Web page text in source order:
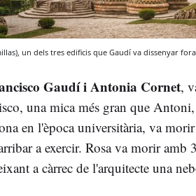
un dels tres edificis que Gaudí va dissenyar
Gaudí i Antonia Cornet,
una mica més gran que
en l'època universitària, va
a exercir. Rosa va morir amb
a càrrec de l'arquitecte una